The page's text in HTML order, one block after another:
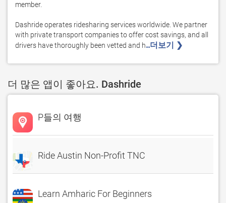
member.
Dashride operates ridesharing services worldwide. We partner
with private transport companies to offer cost savings, and all
drivers have thoroughly been vetted and h..더보기 ❯
더 많은 앱이 좋아요. Dashride
P들의 여행
Ride Austin Non-Profit TNC
Learn Amharic For Beginners